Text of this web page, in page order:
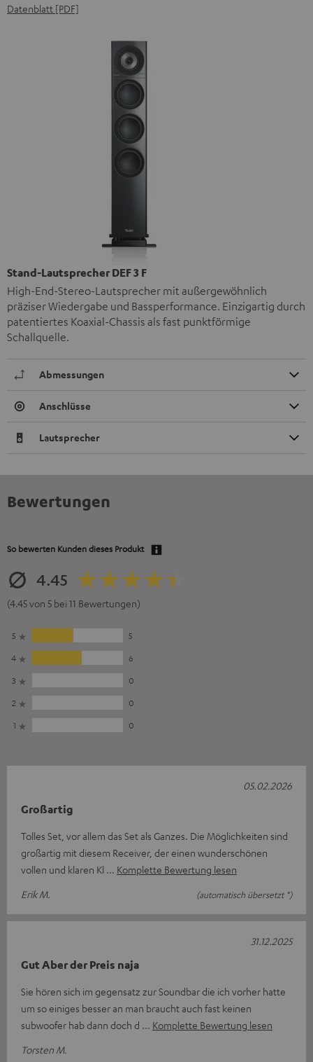
Datenblatt [PDF]
Stand-Lautsprecher DEF 3 F
High-End-Stereo-Lautsprecher mit außergewöhnlich
präziser Wiedergabe und Bassperformance. Einzigartig durch
patentiertes Koaxial-Chassis als fast punktförmige
Schallquelle.
Abmessungen
Anschlüsse
Lautsprecher
Bewertungen
So bewerten Kunden dieses Produkt
4.45
(4.45 von 5 bei 11 Bewertungen)
5
5
4
6
3
0
2
0
1
0
Großartig
Tolles Set, vor allem das Set als Ganzes. Die Möglichkeiten sind
großartig mit diesem Receiver, der einen wunderschönen
vollen und klaren Kl
Komplette Bewertung lesen
Erik M.
(automatisch übersetzt *)
05.02.2026
Gut Aber der Preis naja
Sie hören sich im gegensatz zur Soundbar die ich vorher hatte
um so einiges besser an man braucht auch fast keinen
subwoofer hab dann doch d
Komplette Bewertung lesen
Torsten M.
31.12.2025